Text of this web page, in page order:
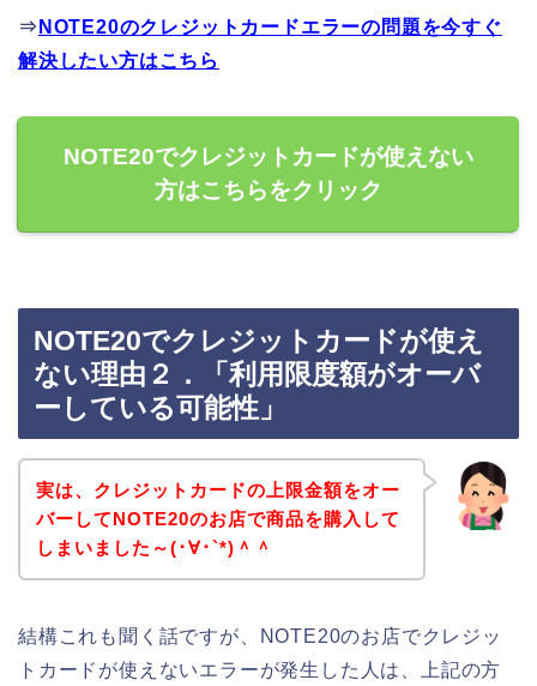
⇒ NOTE20のクレジットカードエラーの問題を今すぐ
解決したい方はこちら
NOTE20でクレジットカードが使えない
方はこちらをクリック
NOTE20でクレジットカードが使え
ない理由２．「利用限度額がオーバ
ーしている可能性」
実は、クレジットカードの上限金額をオー
バーしてNOTE20のお店で商品を購入して
しまいました～(･∀･`*)＾＾
結構これも聞く話ですが、NOTE20のお店でクレジッ
トカードが使えないエラーが発生した人は、上記の方